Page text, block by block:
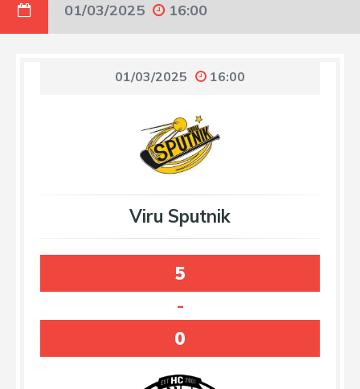
01/03/2025 16:00
01/03/2025 16:00
Viru Sputnik
5
-
0